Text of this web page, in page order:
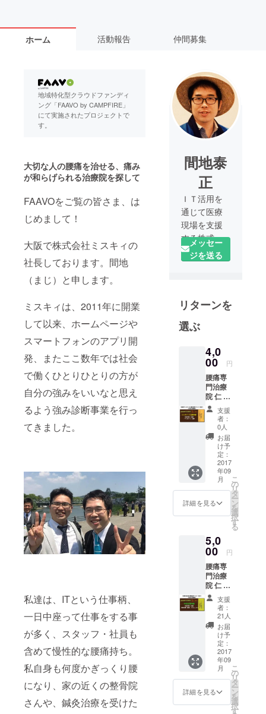
ホーム 活動報告 仲間募集
地域特化型クラウドファンディ
ング「FAAVO by CAMPFIRE」
にて実施されたプロジェクトで
す。
大切な人の腰痛を治せる、痛み
が和らげられる治療院を探して
FAAVOをご覧の皆さま、は
じめまして！
大阪で株式会社ミスキィの
社長しております。間地
（まじ）と申します。
ミスキィは、2011年に開業
して以来、ホームページや
スマートフォンのアプリ開
発、またここ数年では社会
で働くひとりひとりの方が
自分の強みをいいなと思え
るよう強み診断事業を行っ
てきました。
私達は、ITという仕事柄、
一日中座って仕事をする事
が多く、スタッフ・社員も
含めて慢性的な腰痛持ち。
私自身も何度かぎっくり腰
になり、家の近くの整骨院
さんや、鍼灸治療を受けた
間地泰
正
ＩＴ活用を
通じて医療
現場を支援
する株式会
社ミスキィ
の代表取締
タッフが腰
れ、自身の
じた事から
腰痛専門治
療院 仁 -JIN-
を立ち上げ
るお手伝い
をしていま
メッセー
ジを送る
リターンを
選ぶ
4,0
00 円
腰痛専
門治療
院 仁 -
JIN- の
腰痛専
門治療
を体験
して頂
けるチ
ケット
です。
きちん
とした
問診と
検査の
上で、
の腰痛
の症
状・状
態に応
じたワ
ンポイ
ント治
療を行
いま
す。
支援
者：
0人
お届
け予
定：
2017
年09
月
詳細を見る
こ
の
リ
タ
ー
ン
を
選
択
す
る
5,0
00 円
腰痛専
門治療
院 仁 -
JIN- の
腰痛専
門治療
を体験
して頂
けるチ
ケット
です。
きちん
とした
問診と
検査の
上で、
支援
者：
21人
お届
け予
定：
2017
年09
月
詳細を見る
こ
の
リ
タ
ー
ン
を
選
択
す